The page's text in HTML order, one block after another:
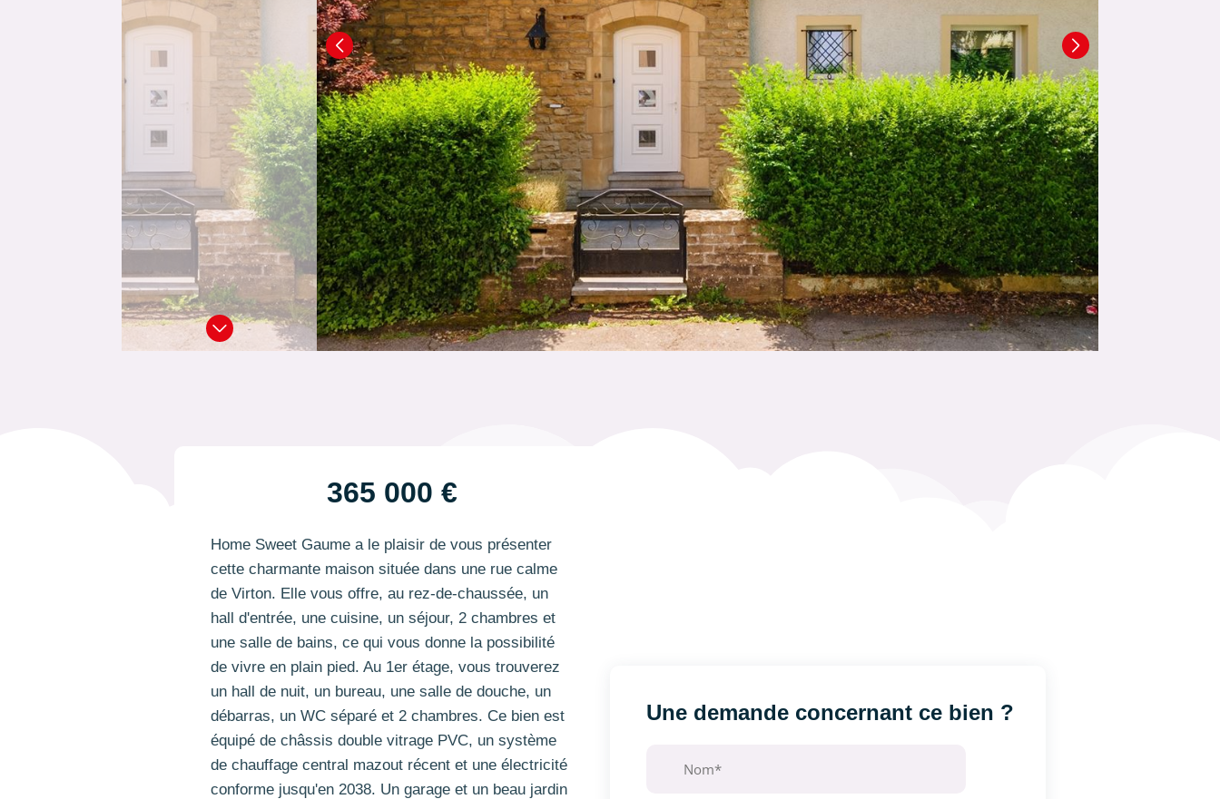
365 000 €
Home Sweet Gaume a le plaisir de vous présenter
cette charmante maison située dans une rue calme
de Virton. Elle vous offre, au rez-de-chaussée, un
hall d'entrée, une cuisine, un séjour, 2 chambres et
une salle de bains, ce qui vous donne la possibilité
de vivre en plain pied. Au 1er étage, vous trouverez
un hall de nuit, un bureau, une salle de douche, un
débarras, un WC séparé et 2 chambres. Ce bien est
équipé de châssis double vitrage PVC, un système
de chauffage central mazout récent et une électricité
conforme jusqu'en 2038. Un garage et un beau jardin
Une demande concernant ce bien ?